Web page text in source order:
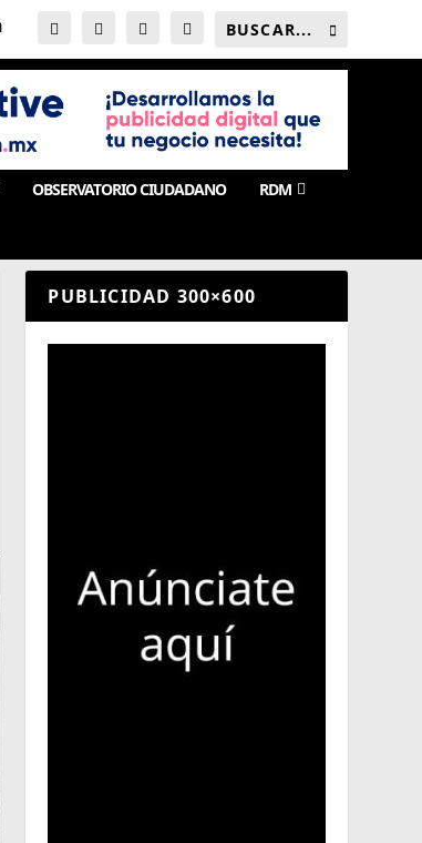
OBSERVATORIO CIUDADANO RDM
PUBLICIDAD 300×600